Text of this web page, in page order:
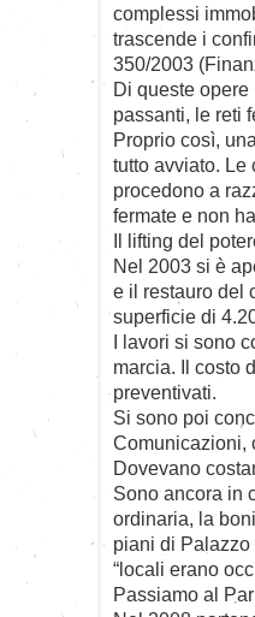
complessi
trascende i
350/2003
Di queste opere
passanti, le reti
Proprio così,
tutto avviato.
procedono a
fermate e non
Il lifting del
Nel 2003 si è
e il restauro del
superficie di
I lavori si sono
marcia. Il costo
preventivati.
Si sono poi
Comunicazioni,
Dovevano
Sono ancora in
ordinaria, la
piani di
“locali erano
Passiamo al